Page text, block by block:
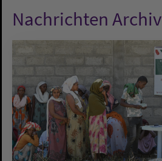
Nachrichten Archiv